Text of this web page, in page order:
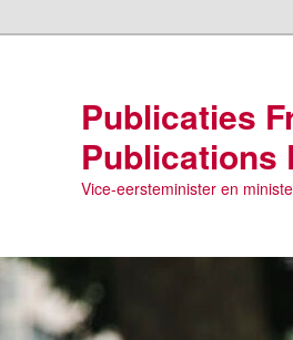
Publicaties
Publications
Vice-eersteminister en